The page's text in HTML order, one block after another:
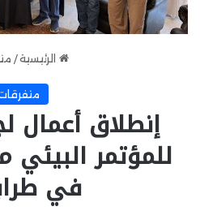
الرئيسية /
إنطلاق أعمال
للمؤتمر البيئي
في